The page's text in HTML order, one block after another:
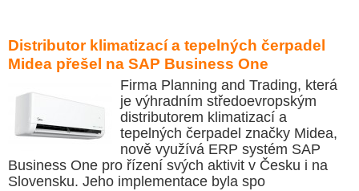
Distributor klimatizací a tepelných čerpadel
Midea přešel na SAP Business One
Firma Planning and Trading, která
je výhradním středoevropským
distributorem klimatizací a
tepelných čerpadel značky Midea,
nově využívá ERP systém SAP
Business One pro řízení svých aktivit v Česku i na
Slovensku. Jeho implementace byla spo